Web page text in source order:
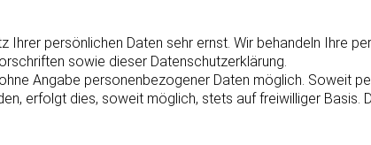
Ihrer persönlichen Daten sehr ernst. Wir behandeln Ihre
sowie dieser Datenschutzerklärung.
Angabe personenbezogener Daten möglich. Soweit
erfolgt dies, soweit möglich, stets auf freiwilliger Basis.